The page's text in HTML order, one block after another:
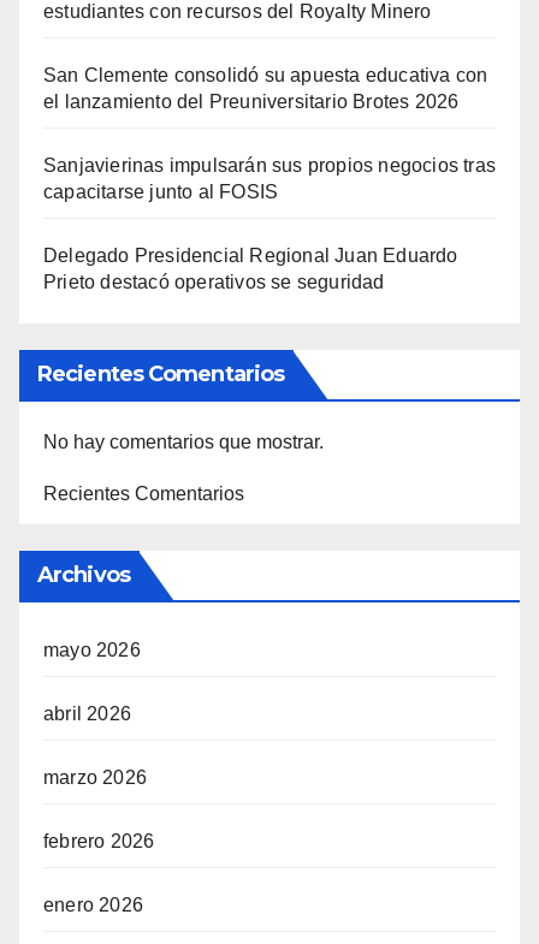
estudiantes con recursos del Royalty Minero
San Clemente consolidó su apuesta educativa con
el lanzamiento del Preuniversitario Brotes 2026
Sanjavierinas impulsarán sus propios negocios tras
capacitarse junto al FOSIS
Delegado Presidencial Regional Juan Eduardo
Prieto destacó operativos se seguridad
Recientes Comentarios
No hay comentarios que mostrar.
Recientes Comentarios
Archivos
mayo 2026
abril 2026
marzo 2026
febrero 2026
enero 2026